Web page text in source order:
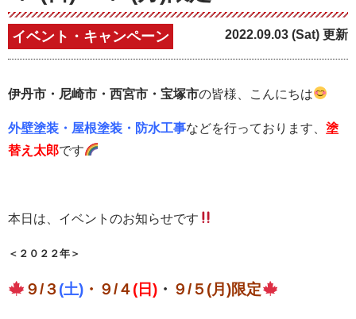
イベント・キャンペーン 2022.09.03 (Sat) 更新
伊丹市・尼崎市・西宮市・宝塚市の皆様、こんにちは
外壁塗装・屋根塗装・防水工事などを行っております、 塗
替え太郎です
本日は、イベントのお知らせです
＜２０２２年＞
９/３(土) ・９/４(日) ・ ９/５(月)限定